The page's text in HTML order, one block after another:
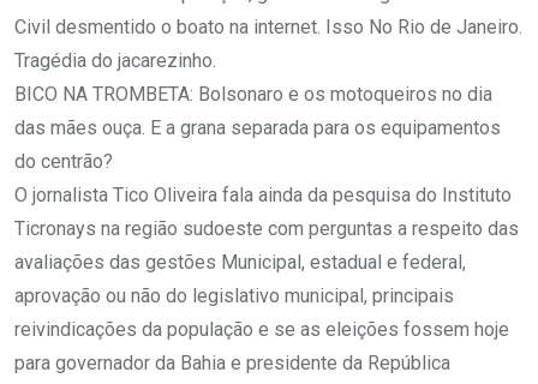
Civil desmentido o boato na internet. Isso No Rio de Janeiro.
Tragédia do jacarezinho.
BICO NA TROMBETA: Bolsonaro e os motoqueiros no dia
das mães ouça. E a grana separada para os equipamentos
do centrão?
O jornalista Tico Oliveira fala ainda da pesquisa do Instituto
Ticronays na região sudoeste com perguntas a respeito das
avaliações das gestões Municipal, estadual e federal,
aprovação ou não do legislativo municipal, principais
reivindicações da população e se as eleições fossem hoje
para governador da Bahia e presidente da República